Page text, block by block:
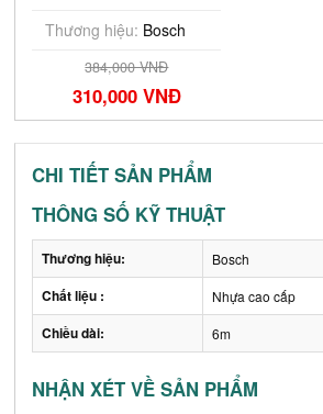
Thương hiệu: Bosch
384,000 VNĐ
310,000 VNĐ
CHI TIẾT SẢN PHẨM
THÔNG SỐ KỸ THUẬT
Thương hiệu: Bosch
Chất liệu : Nhựa cao cấp
Chiều dài: 6m
NHẬN XÉT VỀ SẢN PHẨM